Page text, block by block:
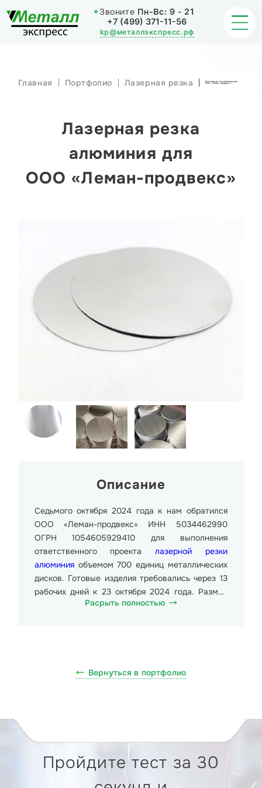
Звоните Пн-Вс: 9 - 21
+7 (499) 371-11-56
kp@металлэкспресс.рф
ОБРАБОТКА МЕТАЛЛА
ИЗДЕЛИЯ
НАШИ РАБОТЫ
СТАТЬИ
Главная Портфолио Лазерная резка Лазерная резка алюминия для
ООО «Леман-продвекс»
Лазерная резка
алюминия для
ООО «Леман-продвекс»
Описание
Седьмого октября 2024 года к нам обратился
ООО «Леман-продвекс» ИНН 5034462990
ОГРН 1054605929410 для выполнения
ответственного проекта лазерной резки
алюминияобъемом 700 единиц металлических
дисков. Готовые изделия требовались через 13
рабочих дней к 23 октября 2024 года. Размер
дисков 67 см диаметр и 0,5 см толщина. Вес
Школьный пер., 2.
программным управлением и рабочим полем
1300x2500x200 мм. Станок способен выполнять
любые задачи: резку, точную гравировку, 3D-
Расрыть полностью
Вернуться в портфолио
Пройдите тест за 30